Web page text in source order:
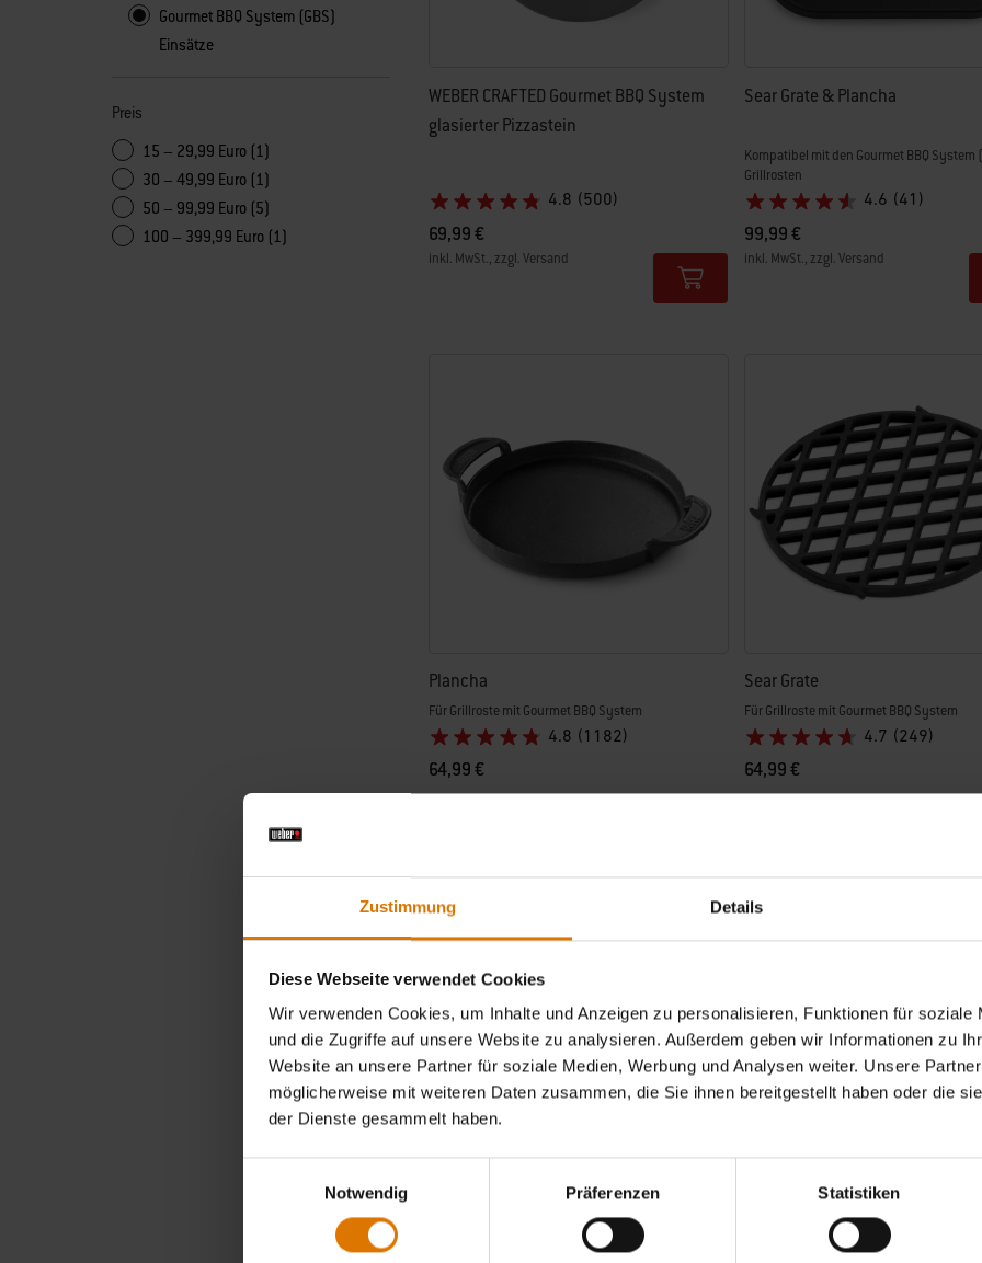
Zustimmung Details
Diese Webseite verwendet Cookies
Wir verwenden Cookies, um Inhalte und Anzeigen zu personalisieren, Funktionen für soziale
und die Zugriffe auf unsere Website zu analysieren. Außerdem geben wir Informationen zu
Website an unsere Partner für soziale Medien, Werbung und Analysen weiter. Unsere
möglicherweise mit weiteren Daten zusammen, die Sie ihnen bereitgestellt haben oder die
der Dienste gesammelt haben.
Notwendig
Präferenzen Statistiken
Gourmet BBQ System (GBS)
Einsätze
Preis
15 – 29,99 Euro (1)
30 – 49,99 Euro (1)
50 – 99,99 Euro (5)
100 – 399,99 Euro (1)
WEBER CRAFTED Gourmet BBQ System
glasierter Pizzastein
4.8 (500)
69,99 €
inkl. MwSt., zzgl. Versand
Sear Grate & Plancha
Kompatibel mit den Gourmet BBQ System
Grillrosten
4.6 (41)
99,99 €
inkl. MwSt., zzgl. Versand
Plancha
Für Grillroste mit Gourmet BBQ System
4.8 (1182)
64,99 €
Sear Grate
Für Grillroste mit Gourmet BBQ System
4.7 (249)
64,99 €
Grillrostheber